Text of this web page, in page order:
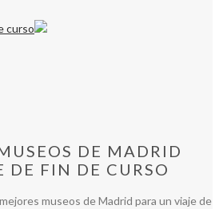
DE MADRID
DE FIN DE CURSO
museos de Madrid para un viaje de